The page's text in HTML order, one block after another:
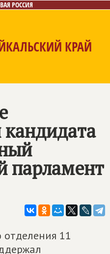
РОССИЯ
КРАЙ
парламент
отделения 11